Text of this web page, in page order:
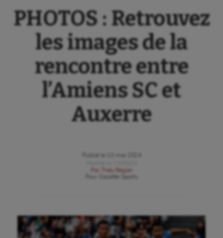
PHOTOS : Retrouvez
les images de la
rencontre entre
l’Amiens SC et
Auxerre
Publié le
13 mai 2024
Par
Théo Bégler
Gazette Sports